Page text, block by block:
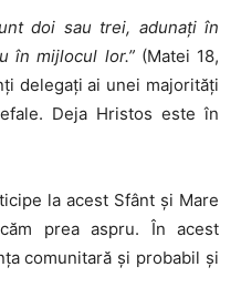
doi sau trei, adunaţi în
în mijlocul lor.”(Matei 18,
delegați ai unei majorități
Deja Hristos este în
la acest Sfânt și Mare
prea aspru. În acest
comunitară și probabil și